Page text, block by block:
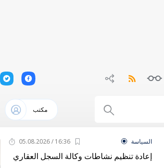
1
1
مكتب
السياسة 16:36 / 05.08.2026
إعادة تنظيم نشاطات وكالة السجل العقاري